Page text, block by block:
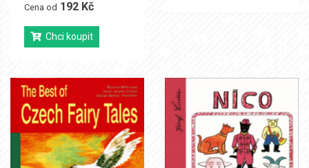
Cena od 192 Kč
Chci koupit